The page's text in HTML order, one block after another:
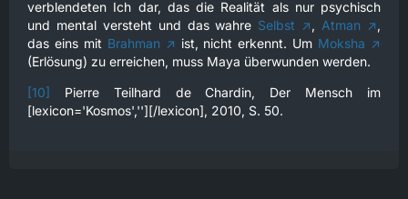
verblendeten Ich dar, das die Realität als nur psychisch
und mental versteht und das wahre Selbst , Atman
,
das eins mit Brahman ist, nicht erkennt. Um Moksha
(Erlösung) zu erreichen, muss Maya überwunden werden.
[10]
Pierre Teilhard de Chardin, Der Mensch im
[lexicon='Kosmos',''][/lexicon], 2010, S. 50.